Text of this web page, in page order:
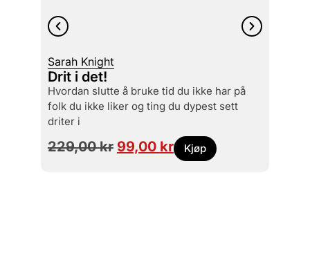
Sarah Knight
Drit i det!
hvordan slutte å bruke tid du ikke har på
folk du ikke liker og ting du dypest sett
driter i
229,00kr 99,00 kr Kjøp